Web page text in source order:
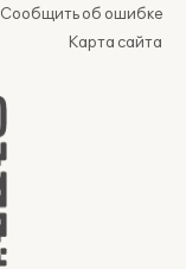
Сообщить об ошибке
Карта сайта